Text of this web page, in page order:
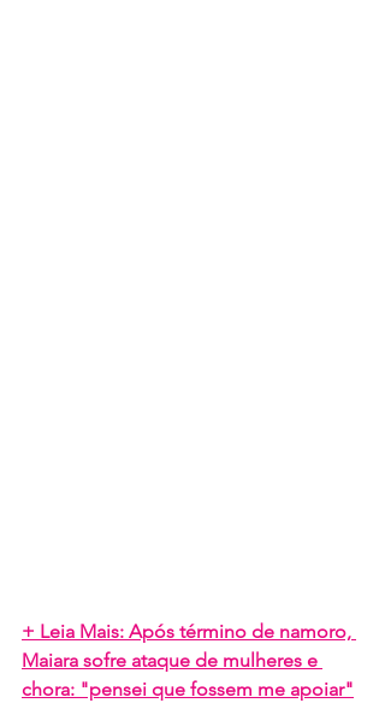
+ Leia Mais: Após término de namoro,
Maiara sofre ataque de mulheres e
chora: "pensei que fossem me apoiar"